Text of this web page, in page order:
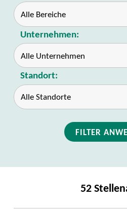
Unternehmen:
Standort:
FILTER
52